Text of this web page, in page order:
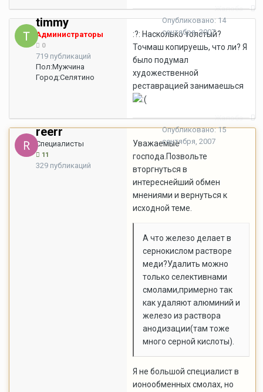
timmy
Администраторы
0
719 публикаций
Пол:Мужчина
Город:Селятино
Жалоба
Опубликовано:14
сентября, 2007
:?: Насколько толстый?
Точмаш копируешь, что ли? Я
было подумал
художественной
реставрацией занимаешься
reerr
Специалисты
11
329 публикаций
Жалоба
Опубликовано:15
сентября, 2007
Уважаемые
господа.Позвольте
вторгнуться в
интереснейший обмен
мнениями и вернуться к
исходной теме.
А что железо делает в
сернокислом растворе
меди?Удалить можно
только селективнами
смолами,примерно так
как удаляют алюминий и
железо из раствора
анодизации(там тоже
много серной кислоты).
Я не большой специалист в
ионообменных смолах, но